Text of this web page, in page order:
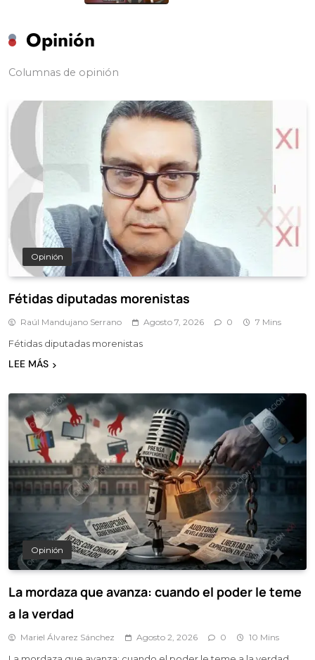
Opinión
Columnas de opinión
Opinión
Fétidas diputadas morenistas
Raúl Mandujano Serrano Agosto 7, 2026 0 7 Mins
Fétidas diputadas morenistas
LEE MÁS
Opinión
La mordaza que avanza: cuando el poder le teme
a la verdad
Mariel Álvarez Sánchez Agosto 2, 2026 0 10 Mins